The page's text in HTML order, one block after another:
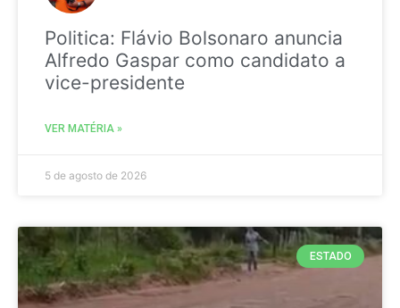
Politica: Flávio Bolsonaro anuncia
Alfredo Gaspar como candidato a
vice-presidente
VER MATÉRIA »
5 de agosto de 2026
ESTADO